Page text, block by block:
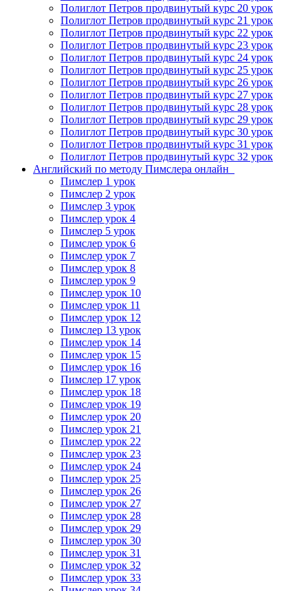
Полиглот Петров продвинутый курс 20 урок
Полиглот Петров продвинутый курс 21 урок
Полиглот Петров продвинутый курс 22 урок
Полиглот Петров продвинутый курс 23 урок
Полиглот Петров продвинутый курс 24 урок
Полиглот Петров продвинутый курс 25 урок
Полиглот Петров продвинутый курс 26 урок
Полиглот Петров продвинутый курс 27 урок
Полиглот Петров продвинутый курс 28 урок
Полиглот Петров продвинутый курс 29 урок
Полиглот Петров продвинутый курс 30 урок
Полиглот Петров продвинутый курс 31 урок
Полиглот Петров продвинутый курс 32 урок
Английский по методу Пимслера онлайн_
Пимслер 1 урок
Пимслер 2 урок
Пимслер 3 урок
Пимслер урок 4
Пимслер 5 урок
Пимслер урок 6
Пимслер урок 7
Пимслер урок 8
Пимслер урок 9
Пимслер урок 10
Пимслер урок 11
Пимслер урок 12
Пимслер 13 урок
Пимслер урок 14
Пимслер урок 15
Пимслер урок 16
Пимслер 17 урок
Пимслер урок 18
Пимслер урок 19
Пимслер урок 20
Пимслер урок 21
Пимслер урок 22
Пимслер урок 23
Пимслер урок 24
Пимслер урок 25
Пимслер урок 26
Пимслер урок 27
Пимслер урок 28
Пимслер урок 29
Пимслер урок 30
Пимслер урок 31
Пимслер урок 32
Пимслер урок 33